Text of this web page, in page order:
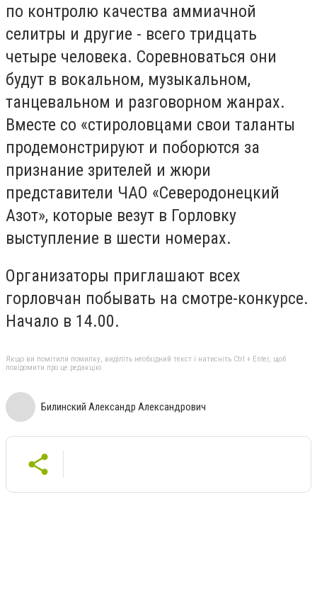
по контролю качества аммиачной
селитры и другие - всего тридцать
четыре человека. Соревноваться они
будут в вокальном, музыкальном,
танцевальном и разговорном жанрах.
Вместе со «стироловцами свои таланты
продемонстрируют и поборются за
признание зрителей и жюри
представители ЧАО «Северодонецкий
Азот», которые везут в Горловку
выступление в шести номерах.
Организаторы приглашают всех
горловчан побывать на смотре-конкурсе.
Начало в 14.00.
Якщо ви помітили помилку, виділіть необхідний текст і натисніть Ctrl + Enter, щоб
повідомити про це редакцію
Билинский Александр Александрович